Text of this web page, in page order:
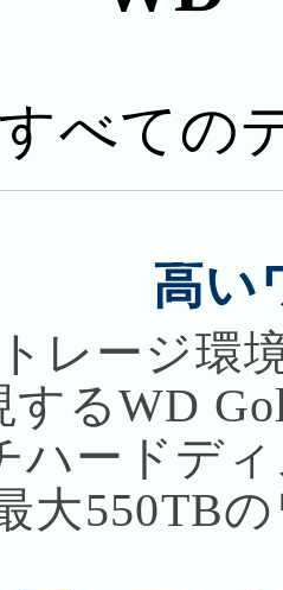
すべての
高い
レージ環
するWD
ハードデ
大550TB